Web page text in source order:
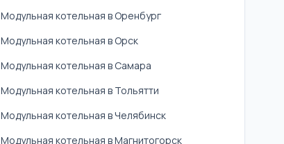
Модульная котельная в Оренбург
Модульная котельная в Орск
Модульная котельная в Самара
Модульная котельная в Тольятти
Модульная котельная в Челябинск
Модульная котельная в Магнитогорск